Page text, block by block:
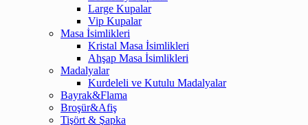
Large Kupalar
Vip Kupalar
Masa İsimlikleri
Kristal Masa İsimlikleri
Ahşap Masa İsimlikleri
Madalyalar
Kurdeleli ve Kutulu Madalyalar
Bayrak&Flama
Broşür&Afiş
Tişört & Şapka